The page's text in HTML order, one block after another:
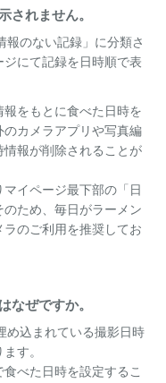
されません。
報のない記録」に分類さ
にて記録を日時順で表
をもとに食べた日時を
カメラアプリや写真編
報が削除されることが
イページ最下部の「日
ため、毎日がラーメン
のご利用を推奨してお
なぜですか。
め込まれている撮影日時
す。
べた日時を設定するこ